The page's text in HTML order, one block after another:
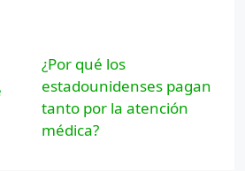
¿Por qué los
estadounidenses pagan
tanto por la atención
médica?